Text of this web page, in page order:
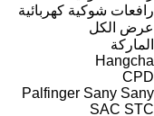
رافعات شوكية كهربائية
عرض الكل
الماركة
Hangcha
CPD
Palfinger Sany Sany
SAC STC